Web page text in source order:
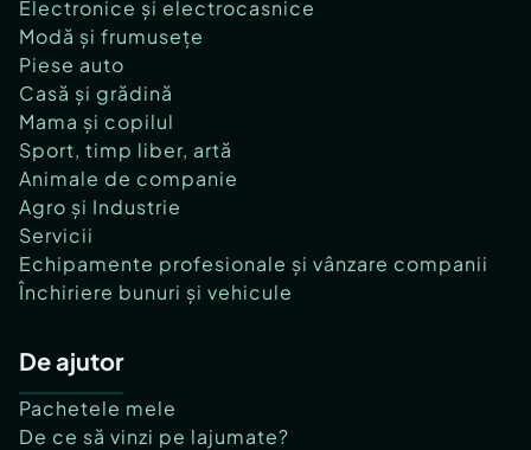
Electronice și electrocasnice
Modă și frumusețe
Piese auto
Casă și grădină
Mama și copilul
Sport, timp liber, artă
Animale de companie
Agro și Industrie
Servicii
Echipamente profesionale și vânzare companii
Închiriere bunuri și vehicule
De ajutor
Pachetele mele
De ce să vinzi pe lajumate?